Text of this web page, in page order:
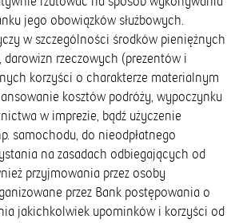
jego obowiązków służbowych.
w szczególności środków pieniężnych
rzeczowych (prezentów i
korzyści o charakterze materialnym
kosztów podróży, wypoczynku
w imprezie, bądź użyczenie
samochodu, do nieodpłatnego
na zasadach odbiegających od
przyjmowania przez osoby
przez Bank postępowania o
jakichkolwiek upominków i korzyści od